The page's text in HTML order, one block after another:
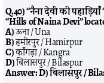
Q.40) “नैना देवी की
“Hills of Naina Devi”
A)ऊना / Una
B)हमीरपुर / Hamirpur
C)काँगड़ा / Kangra
D)बिलासपुर / Bilaspur
Answer:D) बिलासपुर /